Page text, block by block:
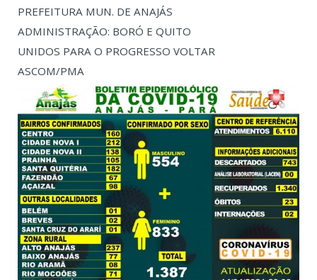
PREFEITURA MUN. DE ANAJÁS
ADMINISTRAÇÃO: BORÓ E QUITO
UNIDOS PARA O PROGRESSO VOLTAR
ASCOM/PMA